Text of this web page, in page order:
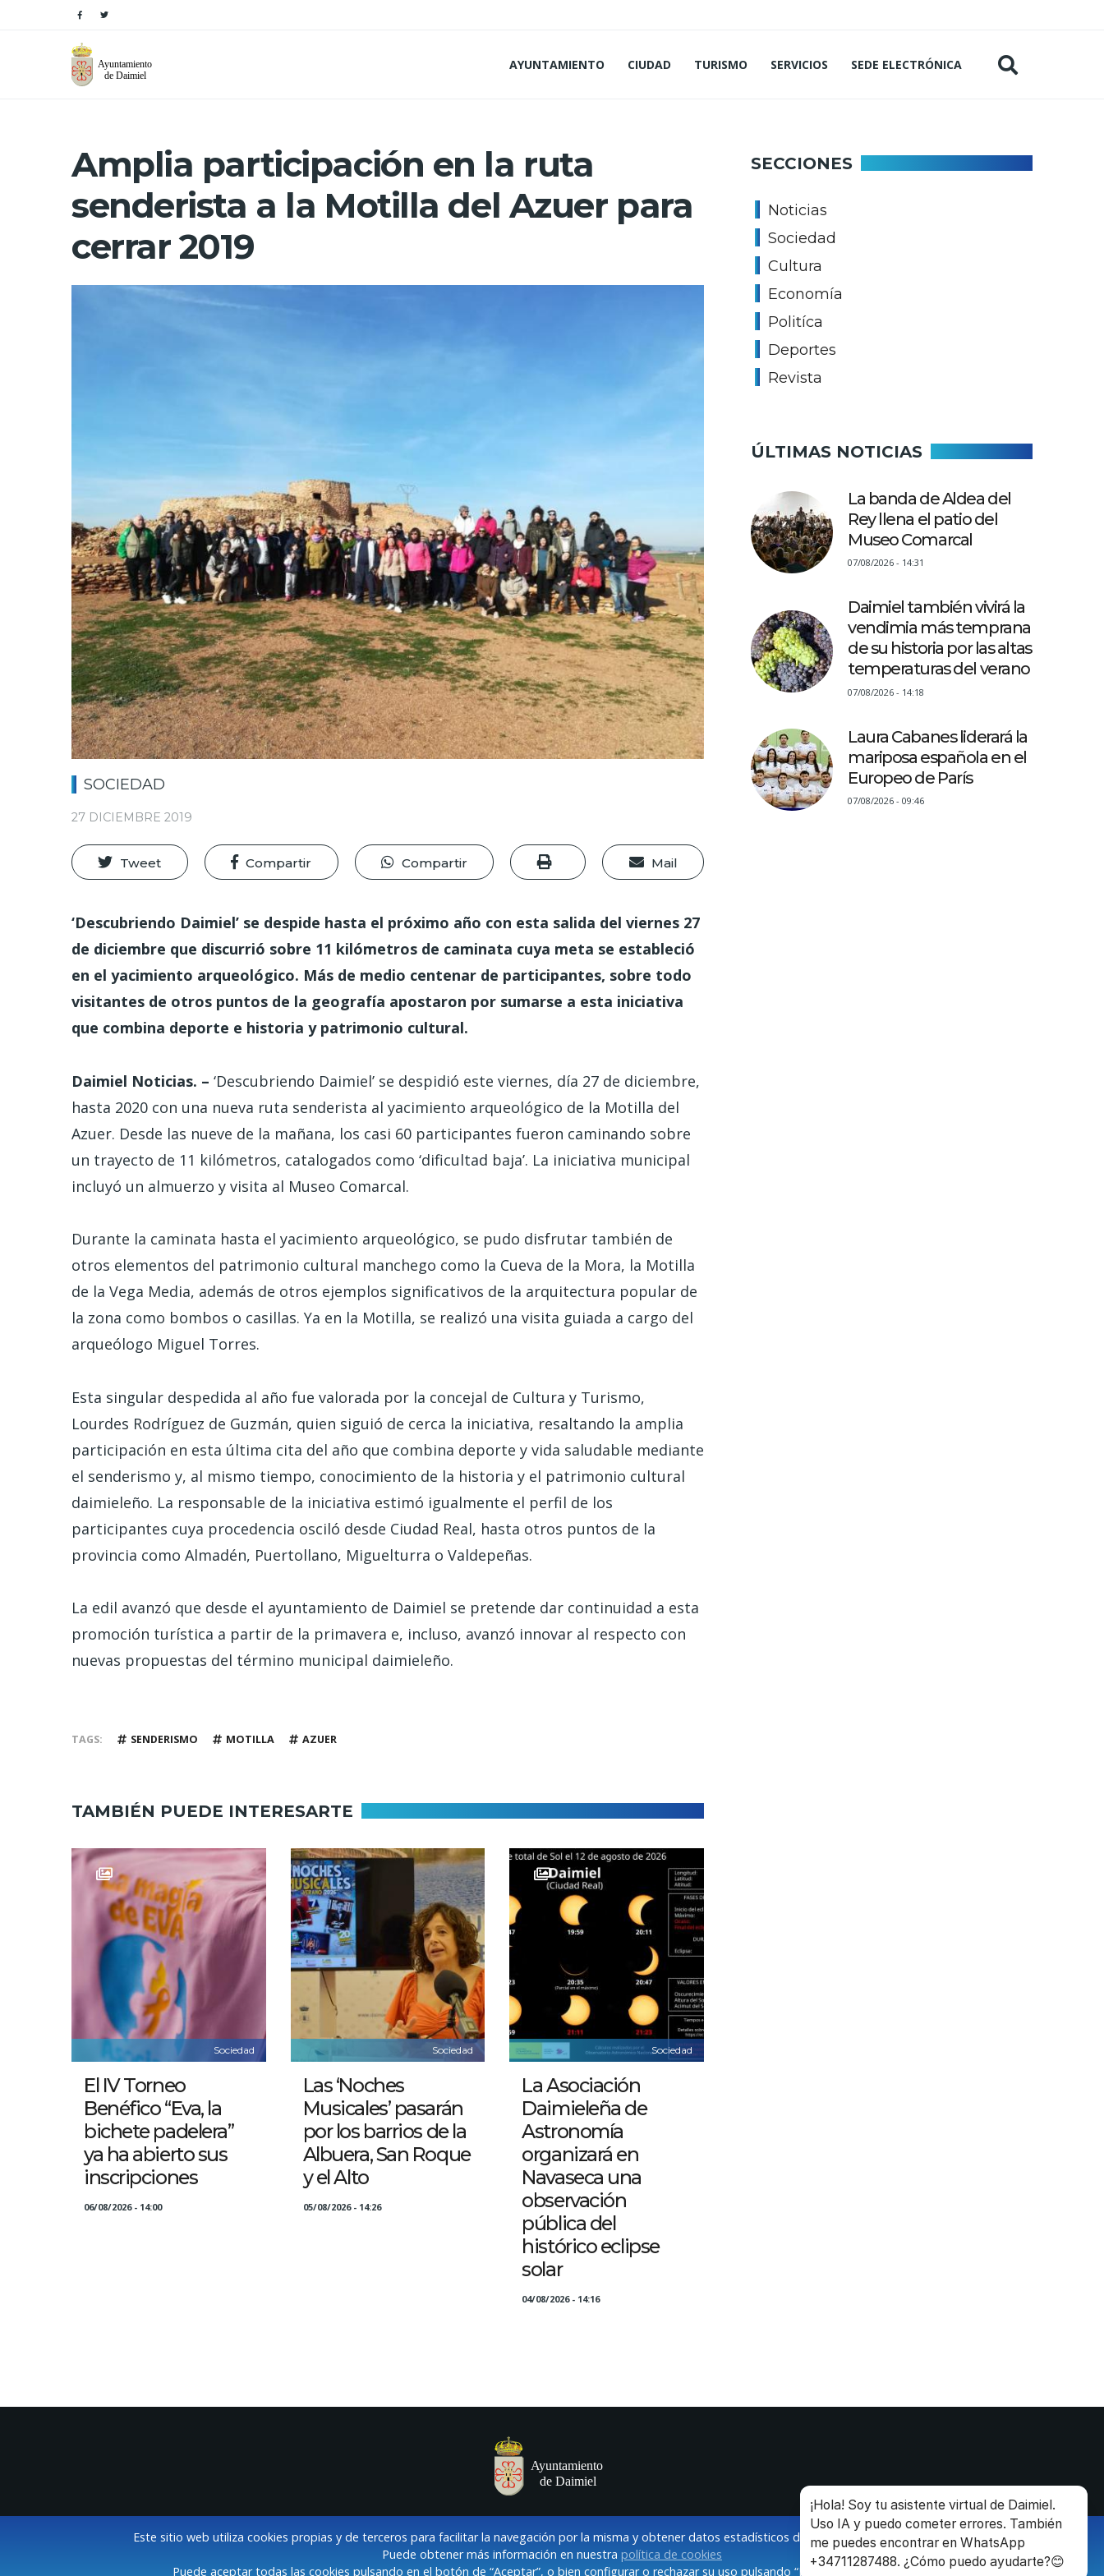
AYUNTAMIENTO CIUDAD TURISMO SERVICIOS SEDE ELECTRÓNICA
Amplia participación en la ruta
senderista a la Motilla del Azuer para
cerrar 2019
SOCIEDAD
27 DICIEMBRE 2019
Tweet Compartir Compartir Mail
‘Descubriendo Daimiel’ se despide hasta el próximo año con esta salida del viernes 27
de diciembre que discurrió sobre 11 kilómetros de caminata cuya meta se estableció
en el yacimiento arqueológico. Más de medio centenar de participantes, sobre todo
visitantes de otros puntos de la geografía apostaron por sumarse a esta iniciativa
que combina deporte e historia y patrimonio cultural.
Daimiel Noticias. – ‘Descubriendo Daimiel’ se despidió este viernes, día 27 de diciembre,
hasta 2020 con una nueva ruta senderista al yacimiento arqueológico de la Motilla del
Azuer. Desde las nueve de la mañana, los casi 60 participantes fueron caminando sobre
un trayecto de 11 kilómetros, catalogados como ‘dificultad baja’. La iniciativa municipal
incluyó un almuerzo y visita al Museo Comarcal.
Durante la caminata hasta el yacimiento arqueológico, se pudo disfrutar también de
otros elementos del patrimonio cultural manchego como la Cueva de la Mora, la Motilla
de la Vega Media, además de otros ejemplos significativos de la arquitectura popular de
la zona como bombos o casillas. Ya en la Motilla, se realizó una visita guiada a cargo del
arqueólogo Miguel Torres.
Esta singular despedida al año fue valorada por la concejal de Cultura y Turismo,
Lourdes Rodríguez de Guzmán, quien siguió de cerca la iniciativa, resaltando la amplia
participación en esta última cita del año que combina deporte y vida saludable mediante
el senderismo y, al mismo tiempo, conocimiento de la historia y el patrimonio cultural
daimieleño. La responsable de la iniciativa estimó igualmente el perfil de los
participantes cuya procedencia osciló desde Ciudad Real, hasta otros puntos de la
provincia como Almadén, Puertollano, Miguelturra o Valdepeñas.
La edil avanzó que desde el ayuntamiento de Daimiel se pretende dar continuidad a esta
promoción turística a partir de la primavera e, incluso, avanzó innovar al respecto con
nuevas propuestas del término municipal daimieleño.
TAGS SENDERISMO MOTILLA AZUER
TAMBIÉN PUEDE INTERESARTE
Sociedad
El IV Torneo
Benéfico “Eva, la
bichete padelera”
ya ha abierto sus
inscripciones
06/08/2026 - 14:00
Sociedad
Las ‘Noches
Musicales’ pasarán
por los barrios de la
Albuera, San Roque
y el Alto
05/08/2026 - 14:26
Sociedad
La Asociación
Daimieleña de
Astronomía
organizará en
Navaseca una
observación
pública del
histórico eclipse
solar
04/08/2026 - 14:16
SECCIONES
Noticias
Sociedad
Cultura
Economía
Politíca
Deportes
Revista
ÚLTIMAS NOTICIAS
La banda de Aldea del
Rey llena el patio del
Museo Comarcal
07/08/2026 - 14:31
Daimiel también vivirá la
vendimia más temprana
de su historia por las altas
temperaturas del verano
07/08/2026 - 14:18
Laura Cabanes liderará la
mariposa española en el
Europeo de París
07/08/2026 - 09:46
Este sitio web utiliza cookies propias y de terceros para facilitar la navegación por la misma y obtener datos estadísticos de la navegación de los usuarios.
Puede obtener más información en nuestra política de cookies
Puede aceptar todas las cookies pulsando en el botón de “Aceptar”, o bien configurar o rechazar su uso pulsando “Modificar configuración”.
¡Hola! Soy tu asistente virtual de Daimiel.
Uso IA y puedo cometer errores. También
me puedes encontrar en WhatsApp
+34711287488. ¿Cómo puedo ayudarte?😊